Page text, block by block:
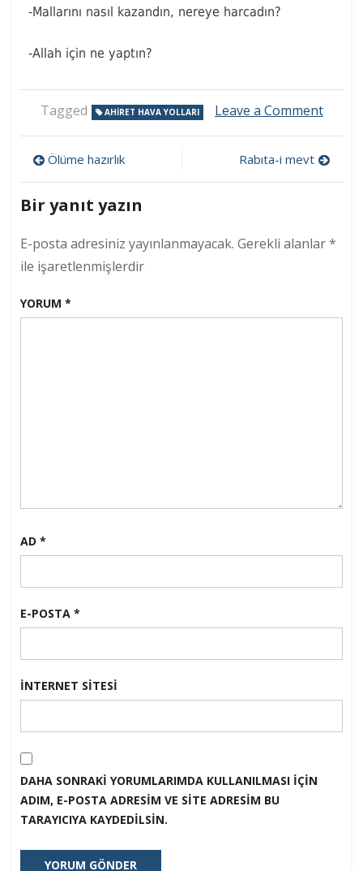
-Mallarını nasıl kazandın, nereye harcadın?
-Allah için ne yaptın?
Tagged AHIRET HAVA YOLLARI Leave a Commenton
hava
yolları
Yazı
gezinmesi
Ölüme hazırlık Rabıta-i mevt
Bir yanıt yazın
E-posta adresiniz yayınlanmayacak. Gerekli alanlar*
ile işaretlenmişlerdir
YORUM *
AD *
E-POSTA *
İNTERNET SITESI
DAHA SONRAKI YORUMLARIMDA KULLANILMASI IÇIN
ADIM, E-POSTA ADRESIM VE SITE ADRESIM BU
TARAYICIYA KAYDEDILSIN.